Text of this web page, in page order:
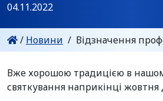
04.11.2022
/ Новини / Відзначення
Вже хорошою традицією в
святкування наприкінці жовтня